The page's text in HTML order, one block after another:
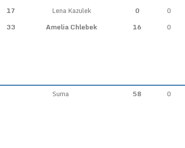
17
Lena Kazulek 0 0
33
Amelia Chlebek 16 0
Suma 58 0